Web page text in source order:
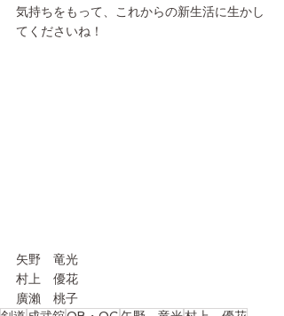
気持ちをもって、これからの新生活に生かし
てくださいね！
矢野　竜光
村上　優花
廣瀨　桃子